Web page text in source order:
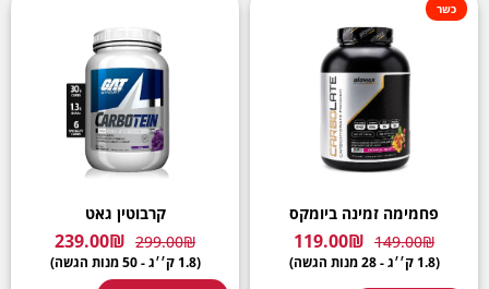
כשר
פחמימה זמינה ביומקס
149.00₪
119.00₪
(1.8 ק׳׳ג - 28 מנות הגשה)
קרבוטין גאט
299.00₪
239.00₪
(1.8 ק׳׳ג - 50 מנות הגשה)